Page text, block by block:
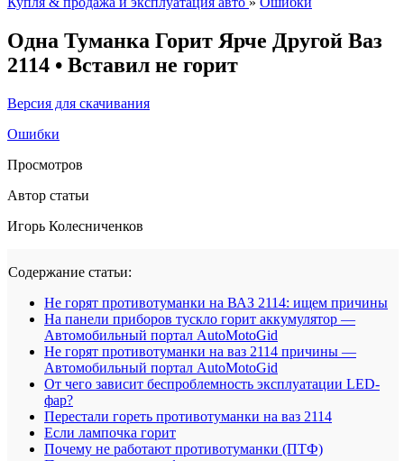
Одна Туманка Горит Ярче Другой Ваз
2114 • Вставил не горит
Версия для скачивания
Ошибки
Просмотров
Автор статьи
Игорь Колесниченков
Содержание статьи:
Не горят противотуманки на ВАЗ 2114: ищем причины
На панели приборов тускло горит аккумулятор —
Автомобильный портал AutoMotoGid
Не горят противотуманки на ваз 2114 причины —
Автомобильный портал AutoMotoGid
От чего зависит беспроблемность эксплуатации LED-
фар?
Перестали гореть противотуманки на ваз 2114
Если лампочка горит
Почему не работают противотуманки (ПТФ)